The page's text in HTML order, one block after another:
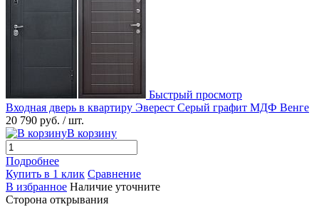
Быстрый просмотр
Входная дверь в квартиру Эверест Серый графит МДФ Венге
20 790 руб. / шт.
В корзину
Подробнее
Купить в 1 клик Сравнение
В избранное Наличие уточните
Сторона открывания